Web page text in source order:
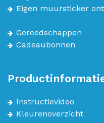
Eigen muursticker
Gereedschappen
Cadeaubonnen
Instructievideo
Kleurenoverzicht